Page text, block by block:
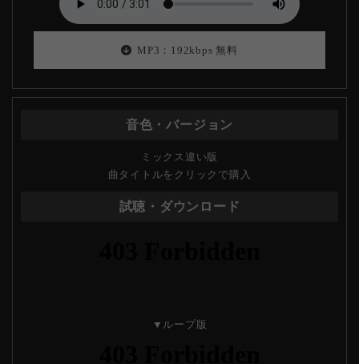
MP3：192kbps 無料
ミックス違い版
曲タイトルをクリックで購入
▼ループ版